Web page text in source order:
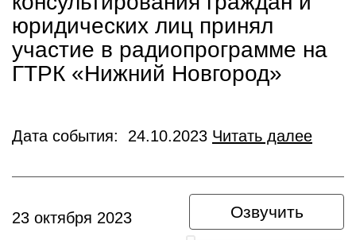
юридических лиц принял
участие в радиопрограмме на
ГТРК «Нижний Новгород»
Дата события: 24.10.2023 Читать далее
Озвучить
23 октября 2023